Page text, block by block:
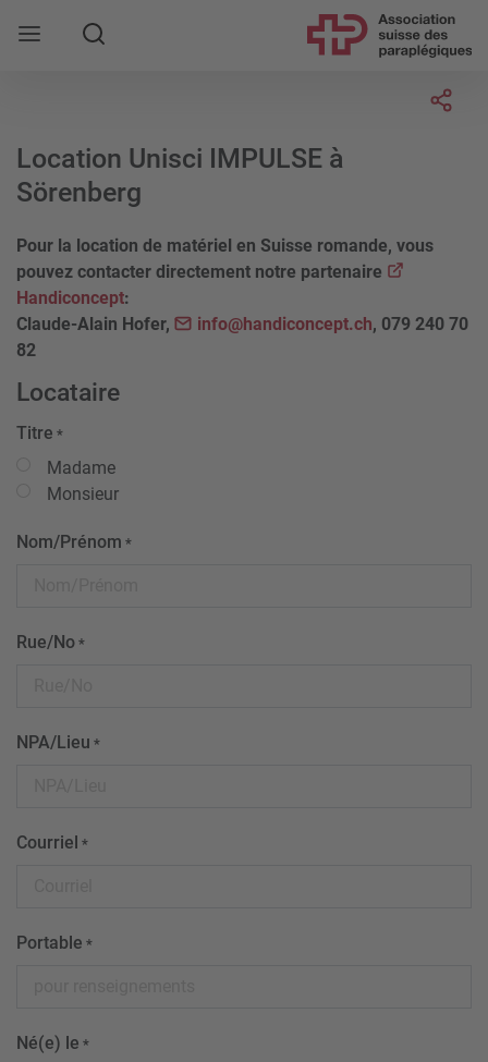
Rechercher
Location Unisci IMPULSE à
Sörenberg
Pour la location de matériel en Suisse romande, vous
pouvez contacter directement notre partenaire
Handiconcept:
Claude-Alain Hofer,
info@handiconcept.ch, 079 240 70
82
Locataire
Titre *
Madame
Monsieur
Nom/Prénom *
Rue/No *
NPA/Lieu *
Courriel *
Portable *
Né(e) le *